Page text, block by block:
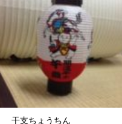
干支ちょうちん